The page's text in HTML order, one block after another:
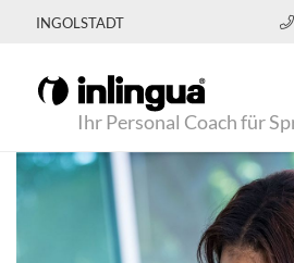
INGOLSTADT
Ihr Personal Coach für